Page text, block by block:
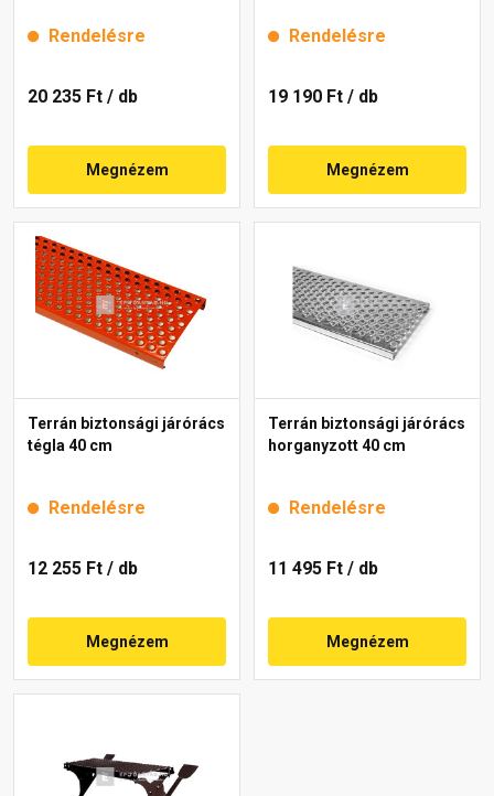
Rendelésre
20 235 Ft / db
Megnézem
Rendelésre
19 190 Ft / db
Megnézem
Terrán biztonsági járórács
tégla 40 cm
Rendelésre
12 255 Ft / db
Megnézem
Terrán biztonsági járórács
horganyzott 40 cm
Rendelésre
11 495 Ft / db
Megnézem